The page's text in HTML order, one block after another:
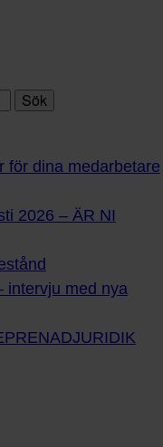
för dina medarbetare
2026 – ÄR NI
intervju med nya